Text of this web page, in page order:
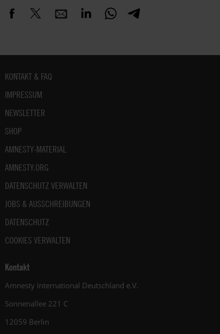
Fußbereich
KONTAKT & FAQ
IMPRESSUM
NEWSLETTER
SHOP
AMNESTY-MATERIAL
AMNESTY.ORG
DATENSCHUTZ VERWALTEN
JOBS & AUSSCHREIBUNGEN
DATENSCHUTZ
COOKIES VERWALTEN
Kontakt
Amnesty International Deutschland e.V.
Sonnenallee 221 C
12059 Berlin